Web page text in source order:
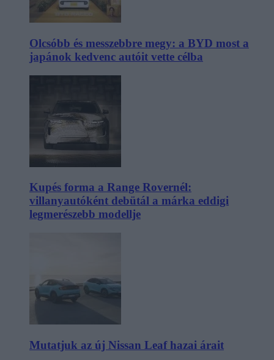
Olcsóbb és messzebbre megy: a BYD most a
japánok kedvenc autóit vette célba
Kupés forma a Range Rovernél:
villanyautóként debütál a márka eddigi
legmerészebb modellje
Mutatjuk az új Nissan Leaf hazai árait